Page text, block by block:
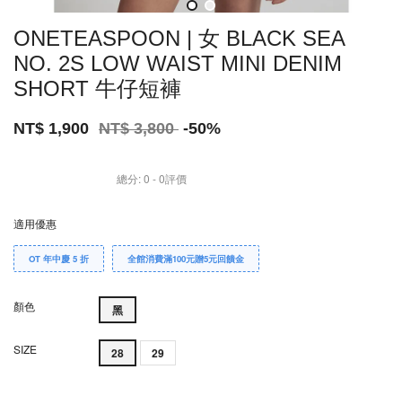
ONETEASPOON | 女 BLACK SEA
NO. 2S LOW WAIST MINI DENIM
SHORT 牛仔短褲
NT$ 1,900 NT$ 3,800 -50%
總分:0 -0評價
適用優惠
OT 年中慶 5 折 全館消費滿100元贈5元回饋金
顏色 黑
SIZE 28 29